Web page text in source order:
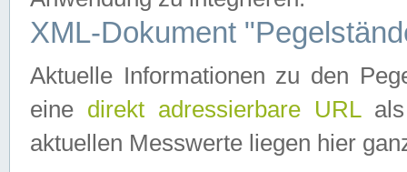
XML-Dokument
Aktuelle Informationen zu den
eine direkt adressierbare URLals
aktuellen Messwerte liegen hier